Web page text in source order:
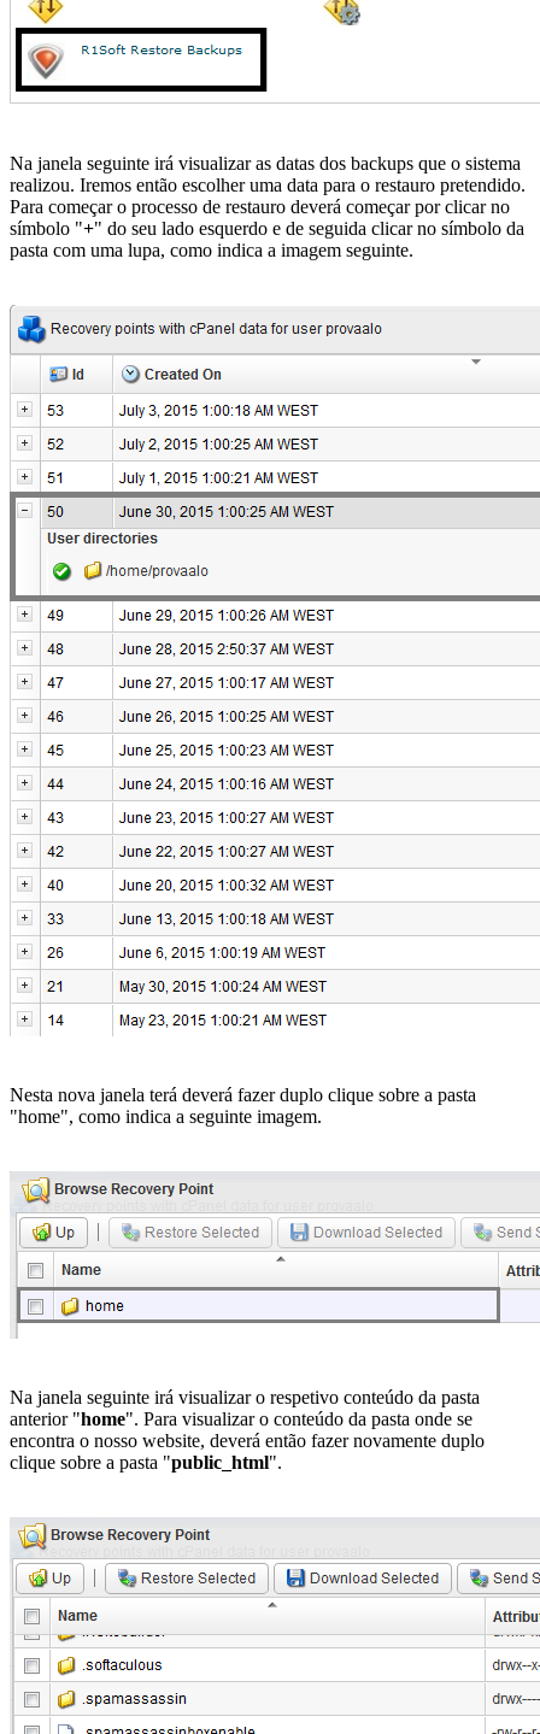
Na janela seguinte irá visualizar as datas dos backups que o sistema
realizou. Iremos então escolher uma data para o restauro pretendido.
Para começar o processo de restauro deverá começar por clicar no
símbolo "+" do seu lado esquerdo e de seguida clicar no símbolo da
pasta com uma lupa, como indica a imagem seguinte.
Nesta nova janela terá deverá fazer duplo clique sobre a pasta
"home", como indica a seguinte imagem.
Na janela seguinte irá visualizar o respetivo conteúdo da pasta
anterior "home". Para visualizar o conteúdo da pasta onde se
encontra o nosso website, deverá então fazer novamente duplo
clique sobre a pasta "public_html".